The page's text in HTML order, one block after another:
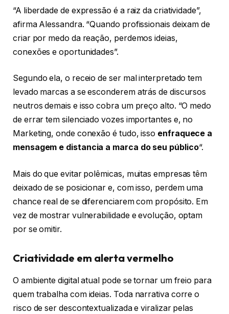
“A liberdade de expressão é a raiz da criatividade”,
afirma Alessandra. “Quando profissionais deixam de
criar por medo da reação, perdemos ideias,
conexões e oportunidades”.
Segundo ela, o receio de ser mal interpretado tem
levado marcas a se esconderem atrás de discursos
neutros demais e isso cobra um preço alto. “O medo
de errar tem silenciado vozes importantes e, no
Marketing, onde conexão é tudo, isso enfraquece a
mensagem e distancia a marca do seu público“.
Mais do que evitar polêmicas, muitas empresas têm
deixado de se posicionar e, com isso, perdem uma
chance real de se diferenciarem com propósito. Em
vez de mostrar vulnerabilidade e evolução, optam
por se omitir.
Criatividade em alerta vermelho
O ambiente digital atual pode se tornar um freio para
quem trabalha com ideias. Toda narrativa corre o
risco de ser descontextualizada e viralizar pelas